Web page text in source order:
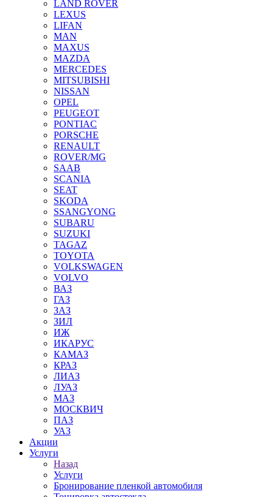
LAND ROVER
LEXUS
LIFAN
MAN
MAXUS
MAZDA
MERCEDES
MITSUBISHI
NISSAN
OPEL
PEUGEOT
PONTIAC
PORSCHE
RENAULT
ROVER/MG
SAAB
SCANIA
SEAT
SKODA
SSANGYONG
SUBARU
SUZUKI
TAGAZ
TOYOTA
VOLKSWAGEN
VOLVO
ВАЗ
ГАЗ
ЗАЗ
ЗИЛ
ИЖ
ИКАРУС
КАМАЗ
КРАЗ
ЛИАЗ
ЛУАЗ
МАЗ
МОСКВИЧ
ПАЗ
УАЗ
Акции
Услуги
Назад
Услуги
Бронирование пленкой автомобиля